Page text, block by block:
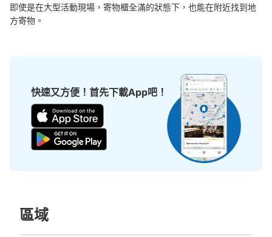
即使是在大型活動現場，寄物櫃全滿的狀態下，也能在附近找到地
方寄物。
快速又方便！首先下載App吧！
區域